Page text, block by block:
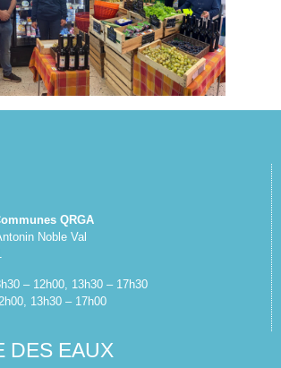
QRGA
Noble Val
– 12h00, 13h30 – 17h30
13h30 – 17h00
DES EAUX